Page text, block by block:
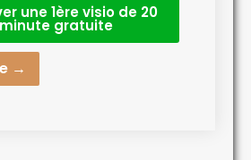
une 1ère visio de 20
minute gratuite
→